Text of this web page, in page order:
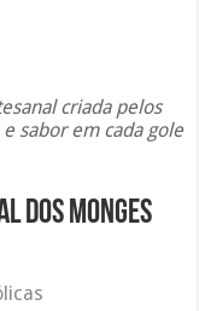
criada pelos
sabor em cada gole
dos monges